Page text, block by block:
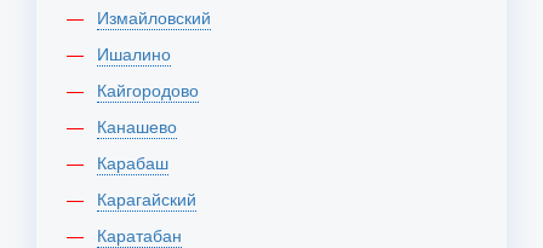
Измайловский
Ишалино
Кайгородово
Канашево
Карабаш
Карагайский
Каратабан